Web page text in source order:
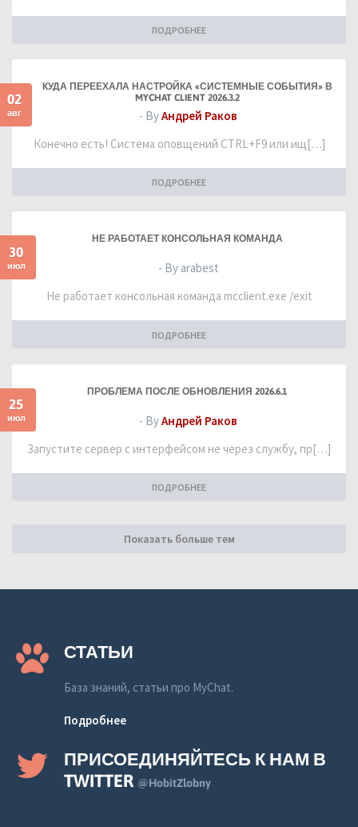
ПОДРОБНЕЕ
02
авг
КУДА ПЕРЕЕХАЛА НАСТРОЙКА «СИСТЕМНЫЕ СОБЫТИЯ» В
MYCHAT CLIENT 2026.3.2
- ByАндрей Раков
Конечно есть! Система оповщений CTRL+F9 или ищ[…]
ПОДРОБНЕЕ
30
июл
НЕ РАБОТАЕТ КОНСОЛЬНАЯ КОМАНДА
- By arabest
Не работает консольная команда mcclient.exe /exit
ПОДРОБНЕЕ
25
июл
ПРОБЛЕМА ПОСЛЕ ОБНОВЛЕНИЯ 2026.6.1
- ByАндрей Раков
Запустите сервер с интерфейсом не через службу, пр[…]
ПОДРОБНЕЕ
Показать больше тем
СТАТЬИ
База знаний, статьи про MyChat.
Подробнее
ПРИСОЕДИНЯЙТЕСЬ К НАМ В
TWITTER @HobitZlobny